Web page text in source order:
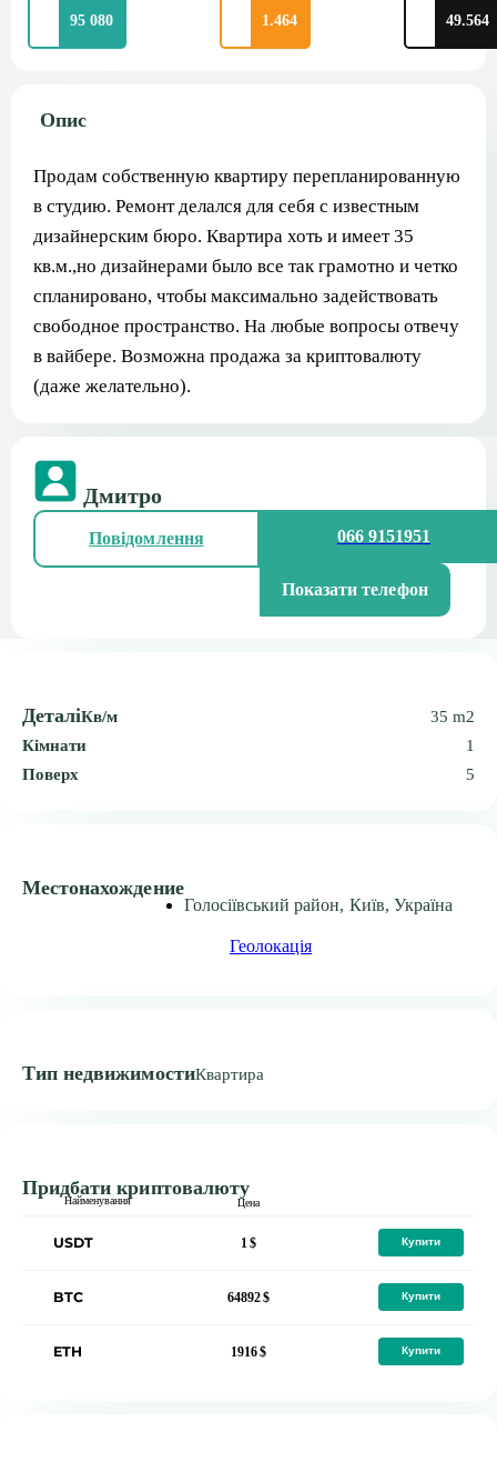
95 080 1.464 49.564
Опис
Продам собственную квартиру перепланированную
в студию. Ремонт делался для себя с известным
дизайнерским бюро. Квартира хоть и имеет 35
кв.м.,но дизайнерами было все так грамотно и четко
спланировано, чтобы максимально задействовать
свободное пространство. На любые вопросы отвечу
в вайбере. Возможна продажа за криптовалюту
(даже желательно).
Дмитро
Повідомлення 066 9151951
Показати телефон
ДеталіКв/м
35 m2
Кімнати
1
Поверх
5
Местонахождение
Голосіївський район, Київ, Україна
Геолокація
Тип недвижимостиКвартира
Придбати криптовалюту
Найменування Цена
USDT 1 Купити
BTC 64892 Купити
ETH 1916 Купити